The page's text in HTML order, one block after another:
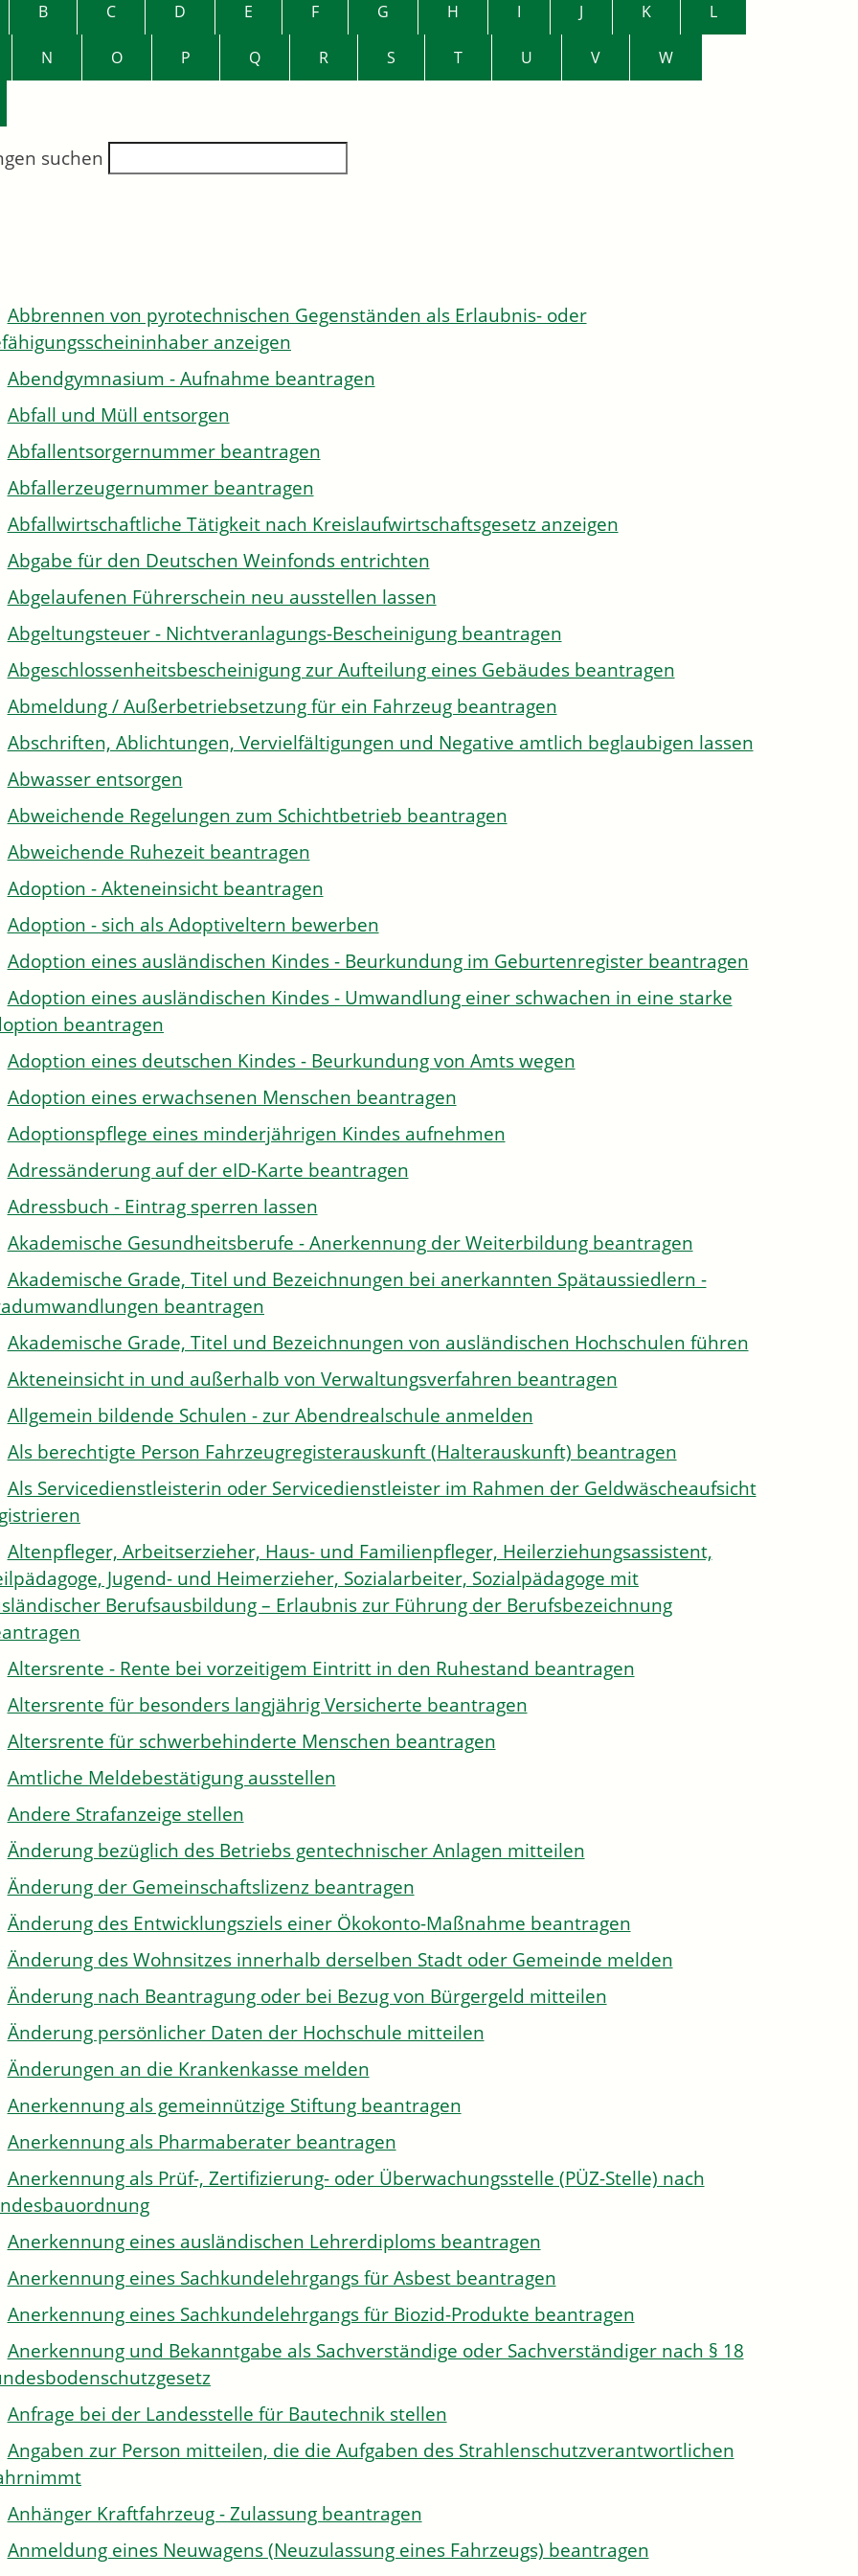
B C D E F G H I J K L
N O P Q R S T U V W
suchen
Abbrennen von pyrotechnischen Gegenständen als Erlaubnis- oder
anzeigen
Abendgymnasium - Aufnahme beantragen
Abfall und Müll entsorgen
Abfallentsorgernummer beantragen
Abfallerzeugernummer beantragen
Abfallwirtschaftliche Tätigkeit nach Kreislaufwirtschaftsgesetz anzeigen
Abgabe für den Deutschen Weinfonds entrichten
Abgelaufenen Führerschein neu ausstellen lassen
Abgeltungsteuer - Nichtveranlagungs-Bescheinigung beantragen
Abgeschlossenheitsbescheinigung zur Aufteilung eines Gebäudes beantragen
Abmeldung / Außerbetriebsetzung für ein Fahrzeug beantragen
Abschriften, Ablichtungen, Vervielfältigungen und Negative amtlich beglaubigen lassen
Abwasser entsorgen
Abweichende Regelungen zum Schichtbetrieb beantragen
Abweichende Ruhezeit beantragen
Adoption - Akteneinsicht beantragen
Adoption - sich als Adoptiveltern bewerben
Adoption eines ausländischen Kindes - Beurkundung im Geburtenregister beantragen
Adoption eines ausländischen Kindes - Umwandlung einer schwachen in eine starke
beantragen
Adoption eines deutschen Kindes - Beurkundung von Amts wegen
Adoption eines erwachsenen Menschen beantragen
Adoptionspflege eines minderjährigen Kindes aufnehmen
Adressänderung auf der eID-Karte beantragen
Adressbuch - Eintrag sperren lassen
Akademische Gesundheitsberufe - Anerkennung der Weiterbildung beantragen
Akademische Grade, Titel und Bezeichnungen bei anerkannten Spätaussiedlern -
beantragen
Akademische Grade, Titel und Bezeichnungen von ausländischen Hochschulen führen
Akteneinsicht in und außerhalb von Verwaltungsverfahren beantragen
Allgemein bildende Schulen - zur Abendrealschule anmelden
Als berechtigte Person Fahrzeugregisterauskunft (Halterauskunft) beantragen
Als Servicedienstleisterin oder Servicedienstleister im Rahmen der Geldwäscheaufsicht
Altenpfleger, Arbeitserzieher, Haus- und Familienpfleger, Heilerziehungsassistent,
Jugend- und Heimerzieher, Sozialarbeiter, Sozialpädagoge mit
Berufsausbildung – Erlaubnis zur Führung der Berufsbezeichnung
Altersrente - Rente bei vorzeitigem Eintritt in den Ruhestand beantragen
Altersrente für besonders langjährig Versicherte beantragen
Altersrente für schwerbehinderte Menschen beantragen
Amtliche Meldebestätigung ausstellen
Andere Strafanzeige stellen
Änderung bezüglich des Betriebs gentechnischer Anlagen mitteilen
Änderung der Gemeinschaftslizenz beantragen
Änderung des Entwicklungsziels einer Ökokonto-Maßnahme beantragen
Änderung des Wohnsitzes innerhalb derselben Stadt oder Gemeinde melden
Änderung nach Beantragung oder bei Bezug von Bürgergeld mitteilen
Änderung persönlicher Daten der Hochschule mitteilen
Änderungen an die Krankenkasse melden
Anerkennung als gemeinnützige Stiftung beantragen
Anerkennung als Pharmaberater beantragen
Anerkennung als Prüf-, Zertifizierung- oder Überwachungsstelle (PÜZ-Stelle) nach
Anerkennung eines ausländischen Lehrerdiploms beantragen
Anerkennung eines Sachkundelehrgangs für Asbest beantragen
Anerkennung eines Sachkundelehrgangs für Biozid-Produkte beantragen
Anerkennung und Bekanntgabe als Sachverständige oder Sachverständiger nach § 18
Anfrage bei der Landesstelle für Bautechnik stellen
Angaben zur Person mitteilen, die die Aufgaben des Strahlenschutzverantwortlichen
Anhänger Kraftfahrzeug - Zulassung beantragen
Anmeldung eines Neuwagens (Neuzulassung eines Fahrzeugs) beantragen